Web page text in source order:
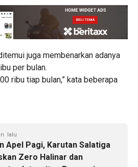
juga membenarkan adanya
per bulan.
ribu tiap bulan,” kata beberapa
lalu
Apel Pagi, Karutan Salatiga
Zero Halinar dan